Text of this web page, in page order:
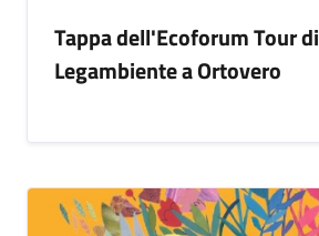
Tappa dell'Ecoforum Tour di
Legambiente a Ortovero